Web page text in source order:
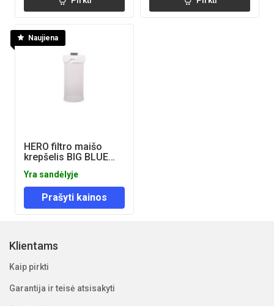
Naujiena
HERO filtro maišo
krepšelis BIG BLUE
korpusui
Yra sandėlyje
Prašyti kainos
Klientams
Kaip pirkti
Garantija ir teisė atsisakyti